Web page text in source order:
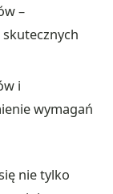
–
i
wymagań
nie tylko